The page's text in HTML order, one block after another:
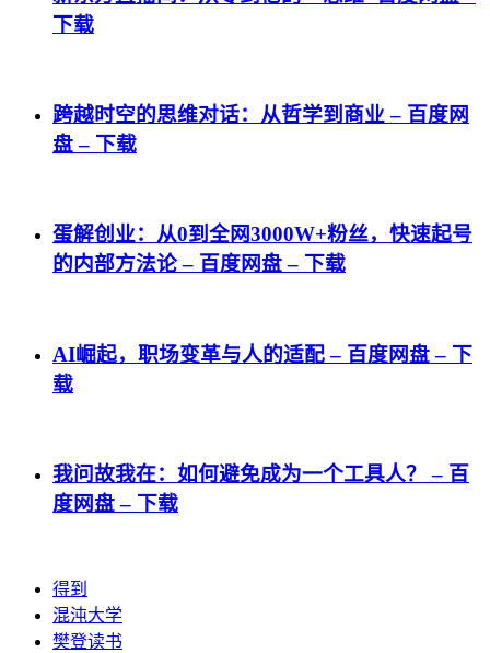
下载
跨越时空的思维对话：从哲学到商业 – 百度网
盘 – 下载
蛋解创业：从0到全网3000W+粉丝，快速起号
的内部方法论 – 百度网盘 – 下载
AI崛起，职场变革与人的适配 – 百度网盘 – 下
载
我问故我在：如何避免成为一个工具人？ – 百
度网盘 – 下载
得到
混沌大学
樊登读书